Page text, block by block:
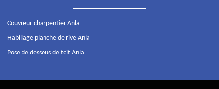
Couvreur charpentier Anla
Habillage planche de rive Anla
Pose de dessous de toit Anla